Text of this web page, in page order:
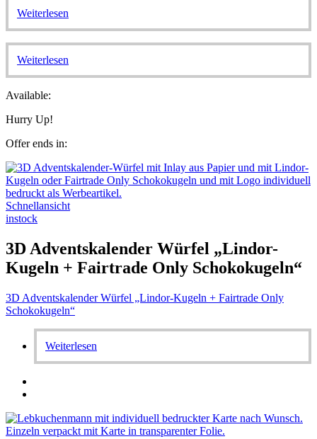
Weiterlesen
Weiterlesen
Available:
Hurry Up!
Offer ends in:
Schnellansicht
instock
3D Adventskalender Würfel „Lindor-
Kugeln + Fairtrade Only Schokokugeln“
3D Adventskalender Würfel „Lindor-Kugeln + Fairtrade Only
Schokokugeln“
Weiterlesen